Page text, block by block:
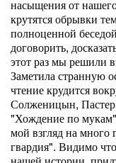
насыщения от
крутятся обрывки
полноценной
договорить,
этот раз мы решили
Заметила странную
чтение крудится
Солженицын,
"Хождение по
мой взгляд на много
гвардия". Видимо